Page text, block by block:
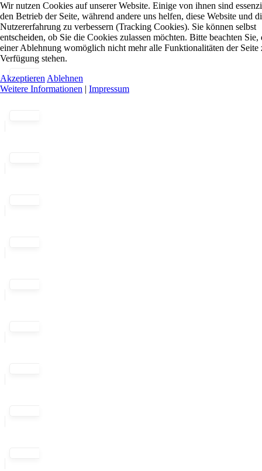
Wir nutzen Cookies auf unserer Website. Einige von ihnen sind
den Betrieb der Seite, während andere uns helfen, diese Website und
Nutzererfahrung zu verbessern (Tracking Cookies). Sie können selbst
entscheiden, ob Sie die Cookies zulassen möchten. Bitte beachten Sie,
einer Ablehnung womöglich nicht mehr alle Funktionalitäten der Seite
Verfügung stehen.
Akzeptieren Ablehnen
Weitere Informationen | Impressum